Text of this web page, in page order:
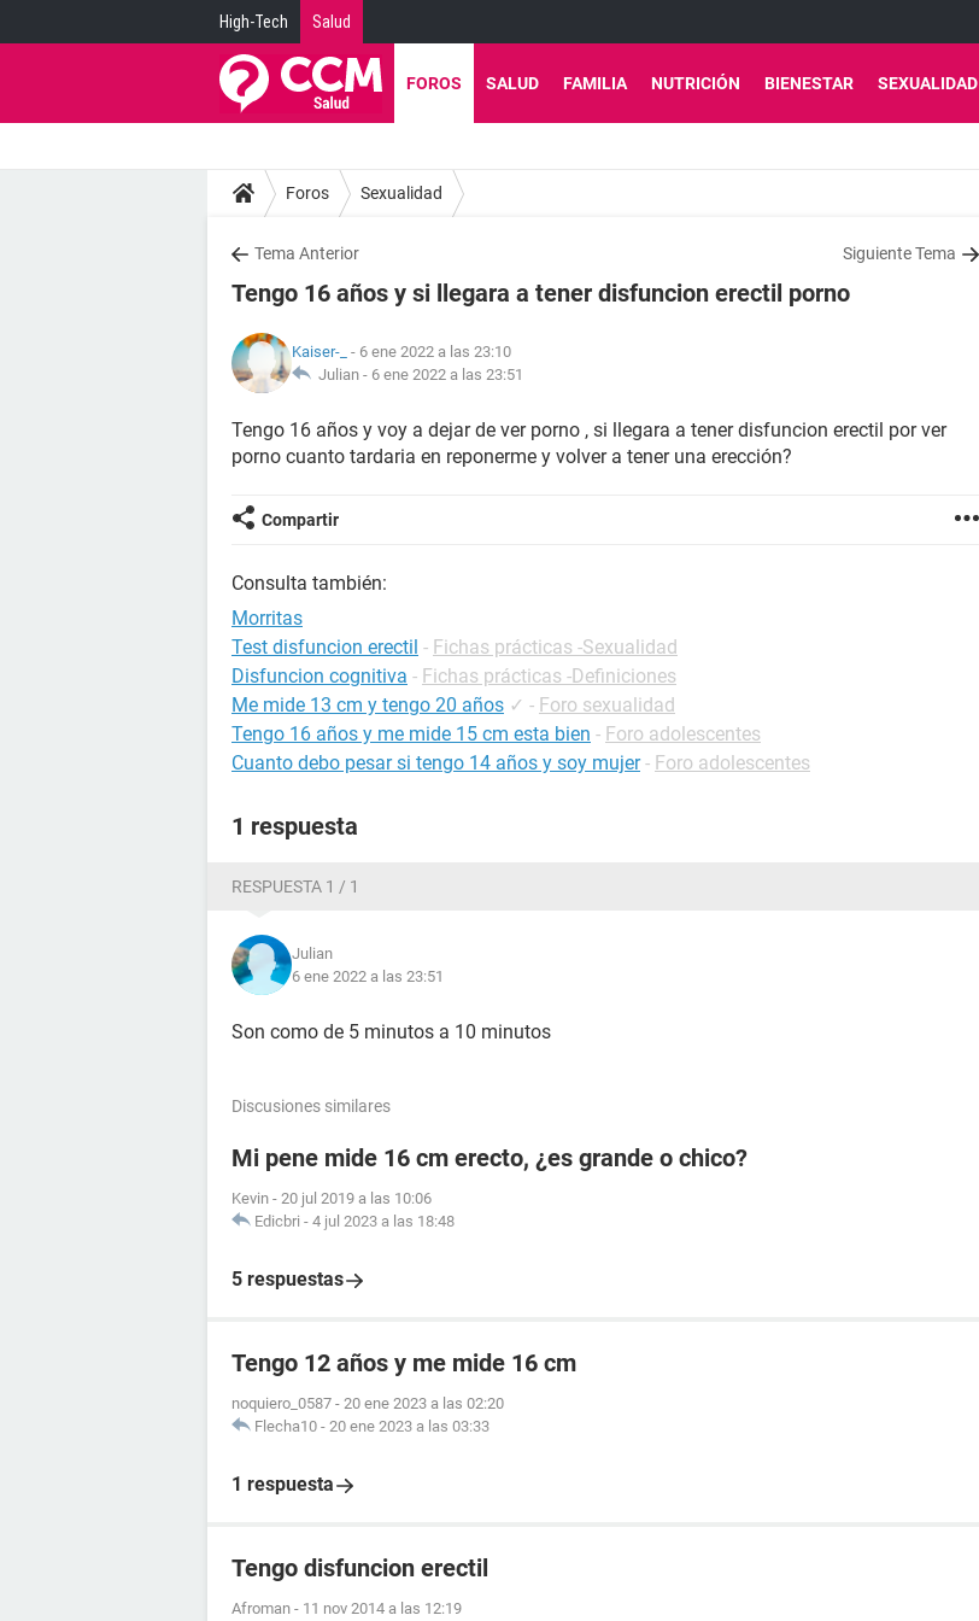
High-Tech Salud
FOROS SALUD FAMILIA NUTRICIÓN BIENESTAR SEXUALIDAD
Foros Sexualidad
Tema Anterior Siguiente Tema
Tengo 16 años y si llegara a tener disfuncion erectil porno
Kaiser-_ - 6 ene 2022 a las 23:10
Julian - 6 ene 2022 a las 23:51
Tengo 16 años y voy a dejar de ver porno , si llegara a tener disfuncion erectil por ver
porno cuanto tardaria en reponerme y volver a tener una erección?
Compartir
Consulta también:
Morritas
Test disfuncion erectil - Fichas prácticas -Sexualidad
Disfuncion cognitiva - Fichas prácticas -Definiciones
Me mide 13 cm y tengo 20 años ✓ - Foro sexualidad
Tengo 16 años y me mide 15 cm esta bien - Foro adolescentes
Cuanto debo pesar si tengo 14 años y soy mujer - Foro adolescentes
1 respuesta
RESPUESTA 1 / 1
Julian
6 ene 2022 a las 23:51
Son como de 5 minutos a 10 minutos
Discusiones similares
Mi pene mide 16 cm erecto, ¿es grande o chico?
Kevin - 20 jul 2019 a las 10:06
Edicbri - 4 jul 2023 a las 18:48
5 respuestas
Tengo 12 años y me mide 16 cm
noquiero_0587 - 20 ene 2023 a las 02:20
Flecha10 - 20 ene 2023 a las 03:33
1 respuesta
Tengo disfuncion erectil
Afroman - 11 nov 2014 a las 12:19